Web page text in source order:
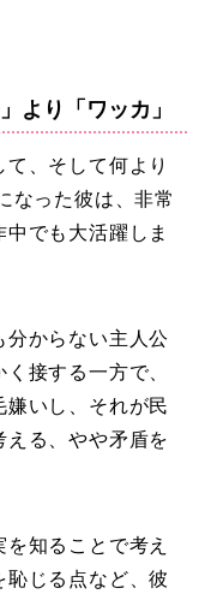
より「ワッカ」
、そして何より
なった彼は、非常
でも大活躍しま
分からない主人公
接する一方で、
いし、それが民
る、やや矛盾を
知ることで考え
恥じる点など、彼